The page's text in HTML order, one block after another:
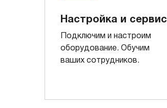
Настройка и сервис
Подключим и настроим
оборудование. Обучим
ваших сотрудников.